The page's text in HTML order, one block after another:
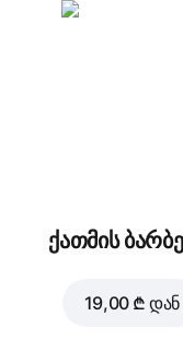
ქათმის
19,00 ₾ დან